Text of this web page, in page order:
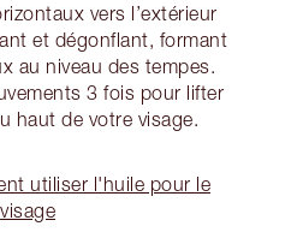
vers l’extérieur
et dégonflant, formant
au niveau des tempes.
3 fois pour lifter
haut de votre visage.
utiliser l'huile pour le
visage